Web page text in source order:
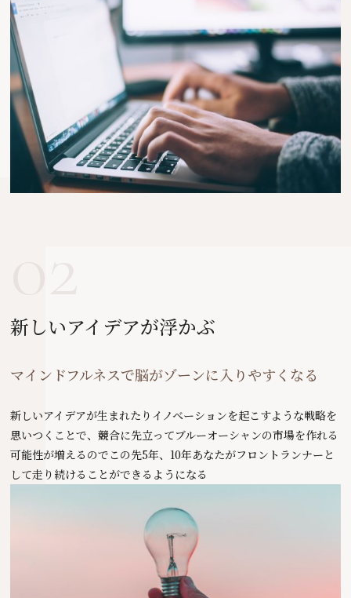
新しいアイデアが浮かぶ
マインドフルネスで脳がゾーンに入りやすくなる
新しいアイデアが生まれたりイノベーションを起こすような戦略を
思いつくことで、競合に先立ってブルーオーシャンの市場を作れる
可能性が増えるのでこの先5年、10年あなたがフロントランナーと
して走り続けることができるようになる